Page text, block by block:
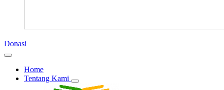
Donasi
Home
Tentang Kami